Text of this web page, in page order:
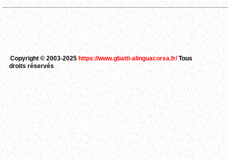
Copyright © 2003-2025https://www.gbatti-alinguacorsa.fr/Tous
droits réservés